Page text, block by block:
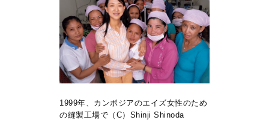
1999年、カンボジアのエイズ女性のため
の縫製工場で（C）Shinji Shinoda